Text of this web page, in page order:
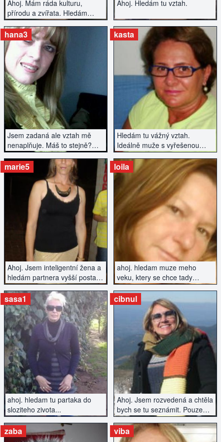
Ahoj. Mám ráda kulturu,
přírodu a zvířata. Hledám
muže na vážný vztah.
Ahoj. Hledám tu vztah.
Jsem zadaná ale vztah mě
nenaplňuje. Máš to stejně?
Pojďme se poznat a trochu si
zlepšit společenský život.
hana3
ZOBRAZIT INZERÁT
Hledám tu vážný vztah.
Ideálně muže s vyřešenou
minulostí.
kasta
ZOBRAZIT INZERÁT
Ahoj. Jsem inteligentní žena a
hledám partnera vyšší postavy
ze Zlína či okolí. Uvidíme, zda
se tu mohu seznámit s někým
na úrovni.
marie5
ZOBRAZIT INZERÁT
ahoj. hledam muze meho
veku, ktery se chce tady
seznamit
loila
ZOBRAZIT INZERÁT
ahoj. hledam tu partaka do
sloziteho zivota...
sasa1
ZOBRAZIT INZERÁT
Ahoj. Jsem rozvedená a chtěla
bych se tu seznámit. Pouze
Pardubice.
cibnul
ZOBRAZIT INZERÁT
zaba viba